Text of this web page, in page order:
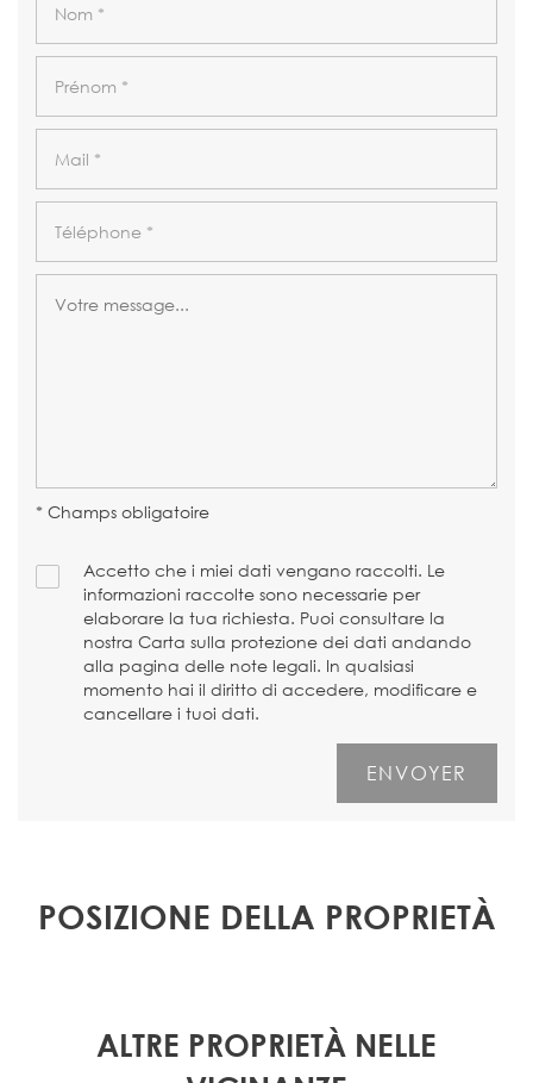
* Champs obligatoire
Accetto che i miei dati vengano raccolti. Le
informazioni raccolte sono necessarie per
elaborare la tua richiesta. Puoi consultare la
nostra Carta sulla protezione dei dati andando
alla pagina delle note legali. In qualsiasi
momento hai il diritto di accedere, modificare e
cancellare i tuoi dati.
POSIZIONE DELLA PROPRIETÀ
ALTRE PROPRIETÀ NELLE